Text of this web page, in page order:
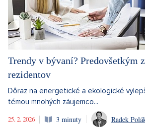
Trendy v bývaní? Predovšetkým
rezidentov
Dôraz na energetické a ekologické
témou mnohých záujemco...
25. 2. 2026
3 minuty Radek